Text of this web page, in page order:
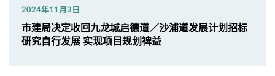
2024年11月3日
市建局决定收回九龙城启德道／沙浦道发展计划招标
研究自行发展 实现项目规划裨益